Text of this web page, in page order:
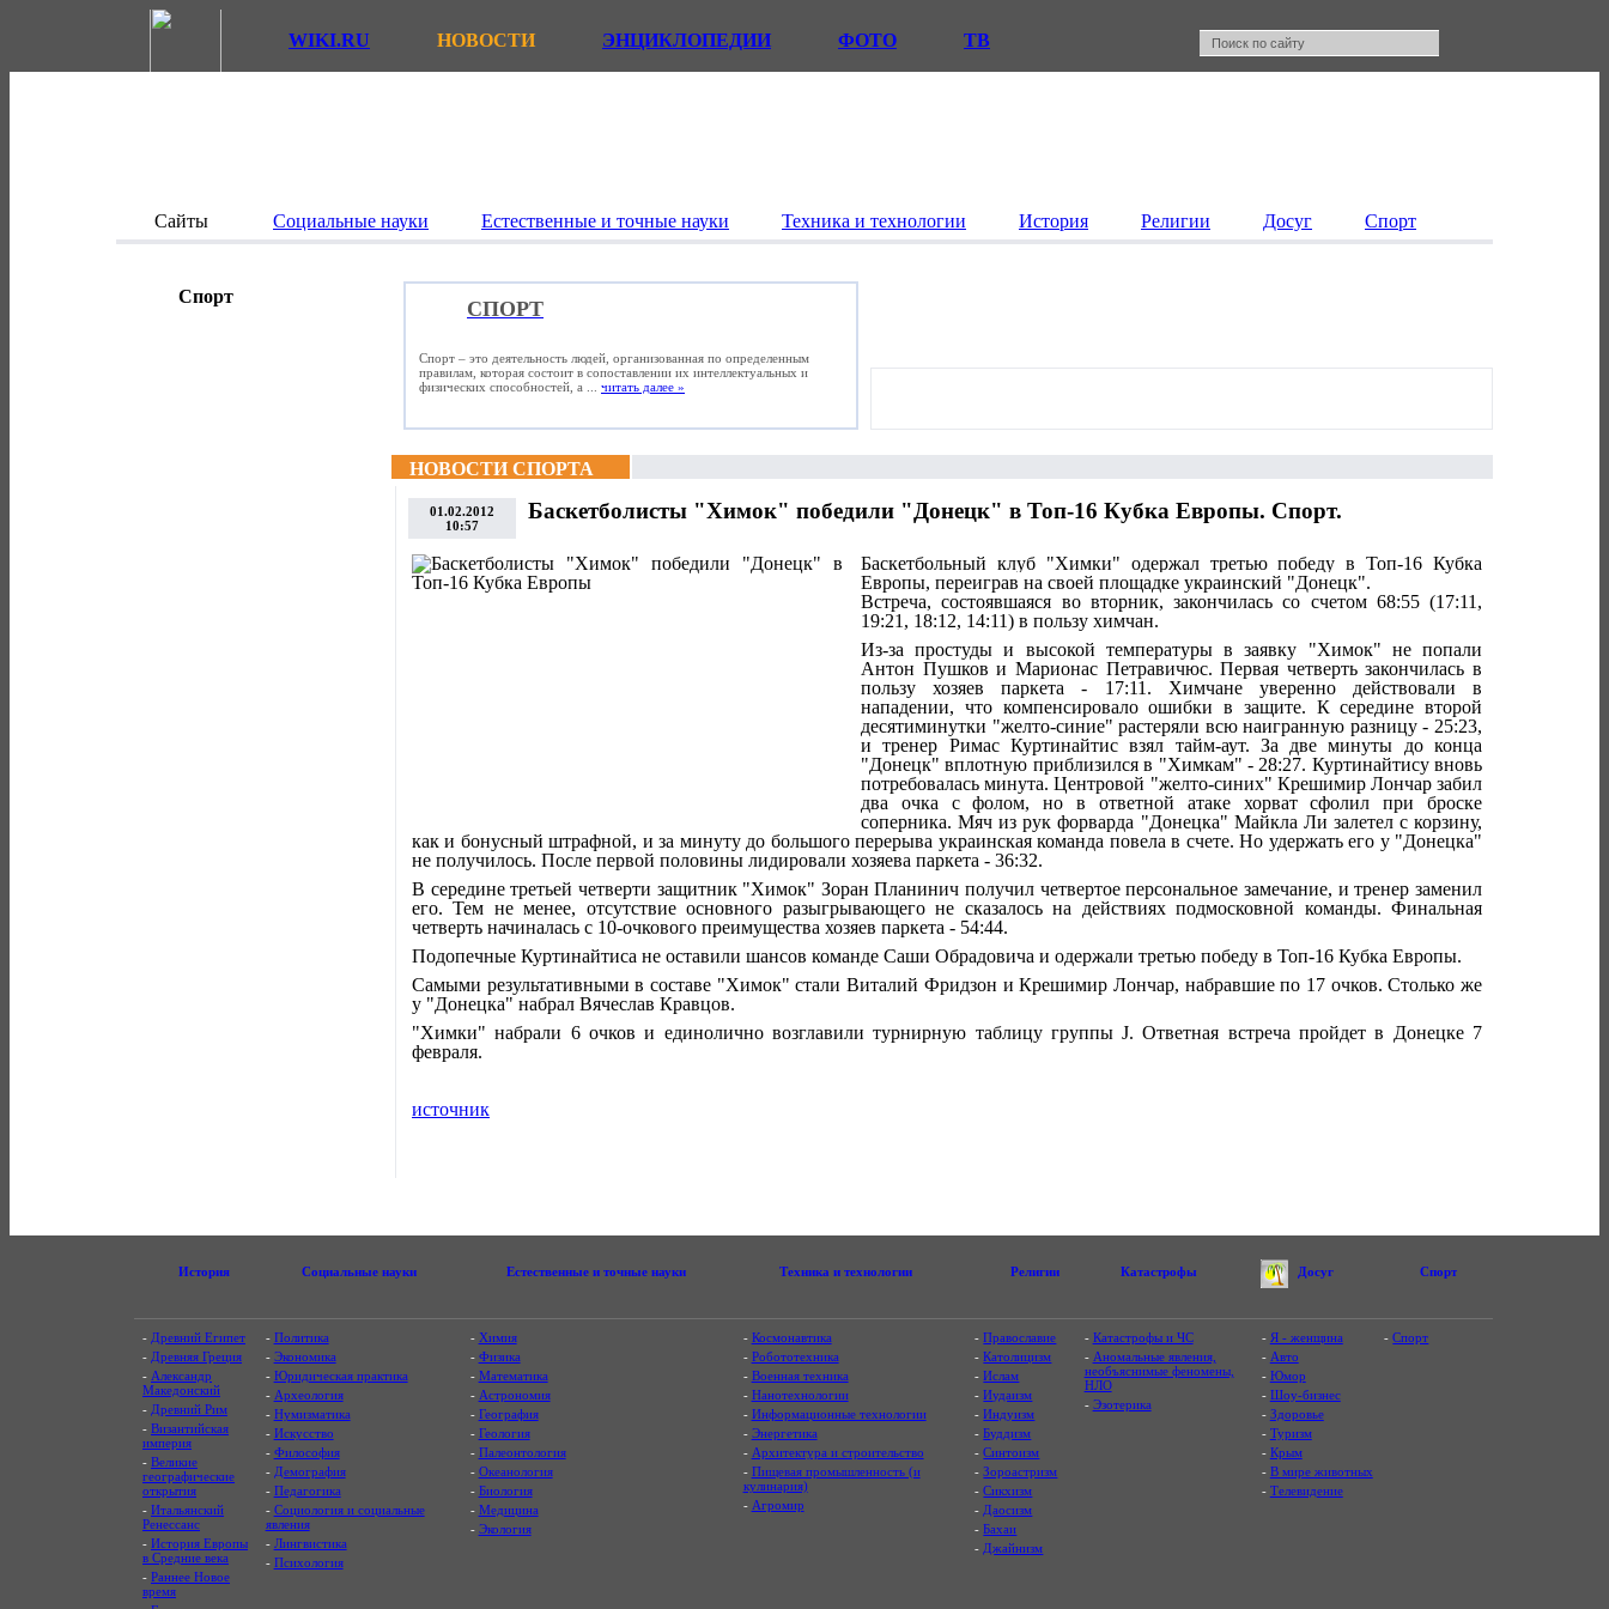
WIKI.RU НОВОСТИ ЭНЦИКЛОПЕДИИ ФОТО ТВ
Сайты Социальные науки Естественные и точные науки Техника и технологии История Религии Досуг Спорт
Спорт
СПОРТ
Спорт – это деятельность людей, организованная по определенным
правилам, которая состоит в сопоставлении их интеллектуальных и
физических способностей, а ... читать далее »
НОВОСТИ СПОРТА
01.02.2012
10:57
Баскетболисты "Химок" победили "Донецк" в Топ-16 Кубка Европы. Спорт.
Баскетбольный клуб "Химки" одержал третью победу в Топ-16 Кубка
Европы, переиграв на своей площадке украинский "Донецк".
Встреча, состоявшаяся во вторник, закончилась со счетом 68:55 (17:11,
19:21, 18:12, 14:11) в пользу химчан.
Из-за простуды и высокой температуры в заявку "Химок" не попали
Антон Пушков и Марионас Петравичюс. Первая четверть закончилась в
пользу хозяев паркета - 17:11. Химчане уверенно действовали в
нападении, что компенсировало ошибки в защите. К середине второй
десятиминутки "желто-синие" растеряли всю наигранную разницу - 25:23,
и тренер Римас Куртинайтис взял тайм-аут. За две минуты до конца
"Донецк" вплотную приблизился в "Химкам" - 28:27. Куртинайтису вновь
потребовалась минута. Центровой "желто-синих" Крешимир Лончар забил
два очка с фолом, но в ответной атаке хорват сфолил при броске
соперника. Мяч из рук форварда "Донецка" Майкла Ли залетел с корзину,
как и бонусный штрафной, и за минуту до большого перерыва украинская команда повела в счете. Но удержать его у "Донецка"
не получилось. После первой половины лидировали хозяева паркета - 36:32.
В середине третьей четверти защитник "Химок" Зоран Планинич получил четвертое персональное замечание, и тренер заменил
его. Тем не менее, отсутствие основного разыгрывающего не сказалось на действиях подмосковной команды. Финальная
четверть начиналась с 10-очкового преимущества хозяев паркета - 54:44.
Подопечные Куртинайтиса не оставили шансов команде Саши Обрадовича и одержали третью победу в Топ-16 Кубка Европы.
Самыми результативными в составе "Химок" стали Виталий Фридзон и Крешимир Лончар, набравшие по 17 очков. Столько же
у "Донецка" набрал Вячеслав Кравцов.
"Химки" набрали 6 очков и единолично возглавили турнирную таблицу группы J. Ответная встреча пройдет в Донецке 7
февраля.
источник
История Социальные науки Естественные и точные науки Техника и технологии Религии Катастрофы Досуг Спорт
- Древний Египет
- Древняя Греция
- Александр
Македонский
- Древний Рим
- Византийская
империя
- Великие
географические
открытия
- Итальянский
Ренессанс
- История Европы
в Средние века
- Раннее Новое
время
- Политика
- Экономика
- Юридическая практика
- Археология
- Нумизматика
- Искусство
- Философия
- Демография
- Педагогика
- Социология и социальные
явления
- Лингвистика
- Психология
- Химия
- Физика
- Математика
- Астрономия
- География
- Геология
- Палеонтология
- Океанология
- Биология
- Медицина
- Экология
- Космонавтика
- Робототехника
- Военная техника
- Нанотехнологии
- Информационные технологии
- Энергетика
- Архитектура и строительство
- Пищевая промышленность (и
кулинария)
- Агромир
-Православие
-Католицизм
-Ислам
-Иудаизм
-Индуизм
-Буддизм
-Синтоизм
-Зороастризм
-Сикхизм
- Даосизм
-Бахаи
- Джайнизм
- Катастрофы и ЧС
- Аномальные явления,
необъяснимые феномены,
НЛО
- Эзотерика
- Я - женщина
- Авто
- Юмор
- Шоу-бизнес
- Здоровье
- Туризм
- Крым
- В мире животных
- Телевидение
-Спорт